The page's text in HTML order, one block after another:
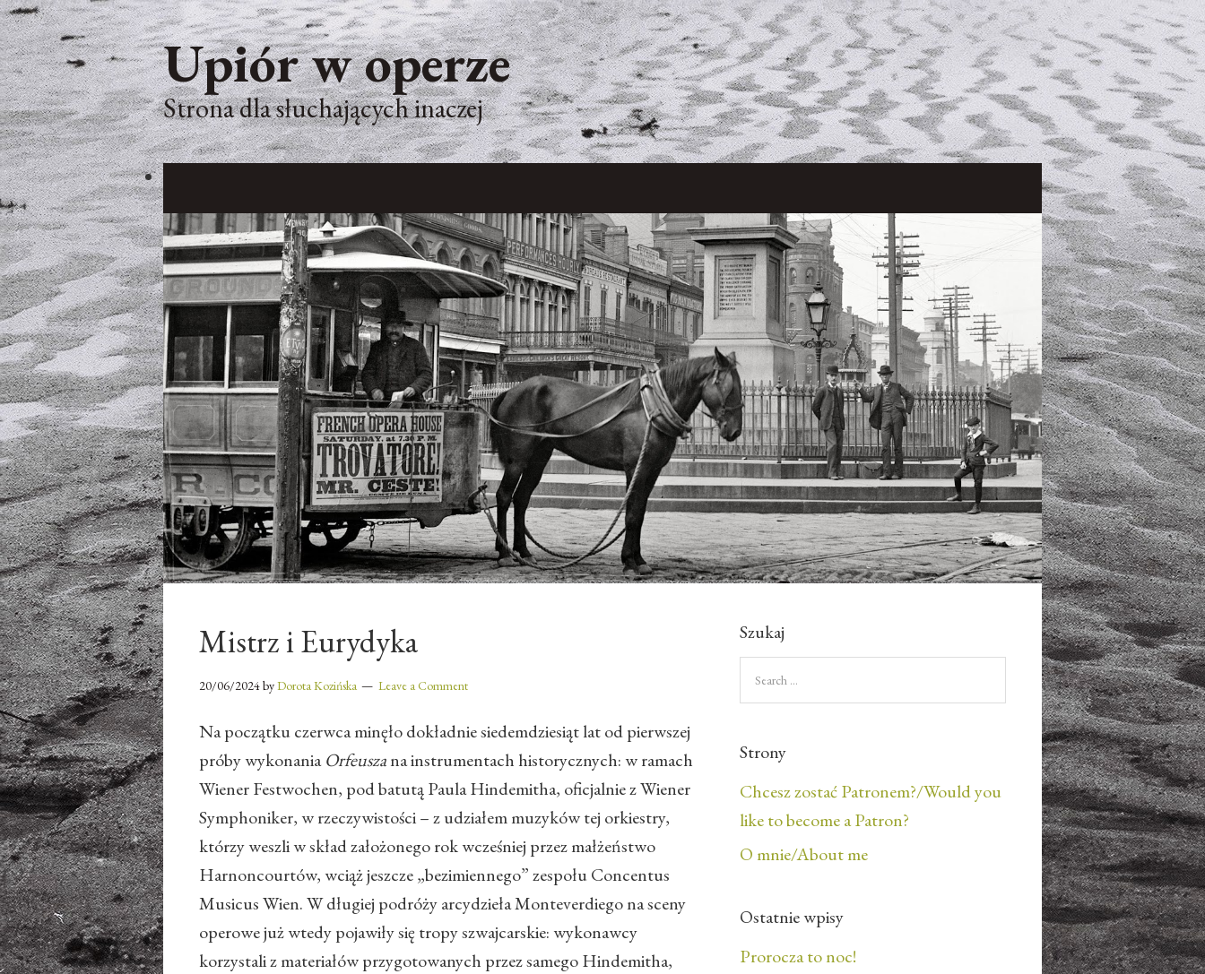
Upiór w operze
Strona dla słuchających inaczej
Mistrz i Eurydyka
20/06/2024byDorota Kozińska Leave a Comment
Na początku czerwca minęło dokładnie siedemdziesiąt lat od pierwszej
próby wykonaniaOrfeuszana instrumentach historycznych: w ramach
Wiener Festwochen, pod batutą Paula Hindemitha, oficjalnie z Wiener
Symphoniker, w rzeczywistości – z udziałem muzyków tej orkiestry,
którzy weszli w skład założonego rok wcześniej przez małżeństwo
Harnoncourtów, wciąż jeszcze „bezimiennego” zespołu Concentus
Musicus Wien. W długiej podróży arcydzieła Monteverdiego na sceny
operowe już wtedy pojawiły się tropy szwajcarskie: wykonawcy
korzystali z materiałów przygotowanych przez samego Hindemitha,
Szukaj
Strony
Chcesz zostać Patronem?/Would you
like to become a Patron?
O mnie/About me
Ostatnie wpisy
Prorocza to noc!